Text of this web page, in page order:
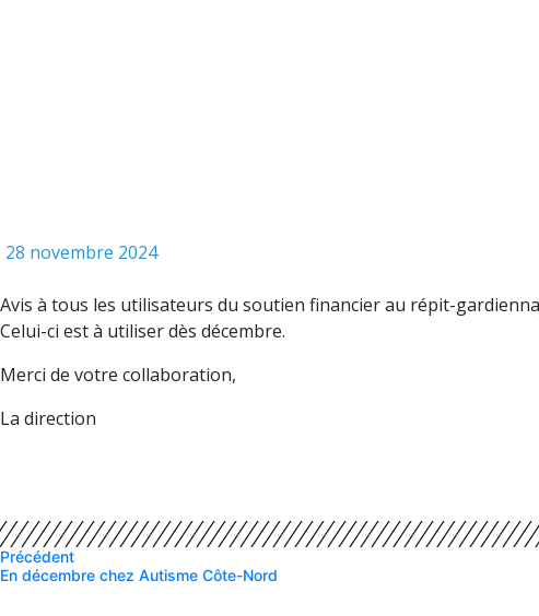
28 novembre 2024
Avis à tous les utilisateurs du soutien financier au répit-
Celui-ci est à utiliser dès décembre.
Merci de votre collaboration,
La direction
Précédent
En décembre chez Autisme Côte-Nord